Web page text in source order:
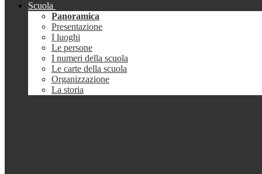
Scuola
Panoramica
Presentazione
I luoghi
Le persone
I numeri della scuola
Le carte della scuola
Organizzazione
La storia